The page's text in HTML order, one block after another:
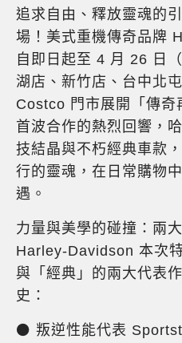
追求自由、釋放靈魂的
場！美式重機傳奇品牌
自即日起至 4 月 26 日
湖店、新竹店、台中北
Costco 門市展開「傳奇
首波合作的熱烈回響，
技結晶與不朽經典車款
行的靈魂，在日常購物
遇。
力量與美學的碰撞：兩
Harley-Davidson 本次
與「經典」的兩大代表
史：
⚫ 叛逆性能代表